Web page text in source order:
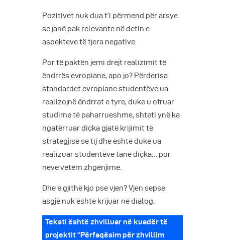
Pozitivet nuk dua t’i përmend për arsye
se janë pak relevante në detin e
aspekteve të tjera negative.
Por të paktën jemi drejt realizimit të
ëndrrës evropiane, apo jo? Përderisa
standardet evropiane studentëve ua
realizojnë ëndrrat e tyre, duke u ofruar
studime të paharrueshme, shteti ynë ka
ngatërruar diçka gjatë krijimit të
strategjisë së tij dhe është duke ua
realizuar studentëve tanë diçka… por
neve vetëm zhgënjime.
Dhe e gjithë kjo pse vjen? Vjen sepse
asgjë nuk është krijuar në dialog.
Teksti është zhvilluar në kuadër të
projektit “Përfaqësim për zhvillim